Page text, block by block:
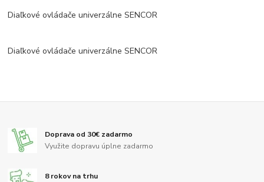
Diaľkové ovládače univerzálne SENCOR
Diaľkové ovládače univerzálne SENCOR
Doprava od 30€ zadarmo
Využite dopravu úplne zadarmo
8 rokov na trhu